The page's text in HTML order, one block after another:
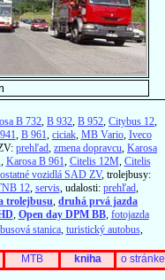
B 732, B 932, B 952, Citybus 12,
, B 961, ciciak, MB Vario, Iveco
prehľad, zmena dopravcu, Karosa
, Karosa B 961, Citelis 12M, Citelis
ostatné vozidlá SAD ZV, trolejbusy:
12, servis, udalosti: prehľad,
trolejbusu, druhá prvá jazda
, Open day DPM BB, fotojazda
stanica, turistický autobus,
MTB kniha o stránke